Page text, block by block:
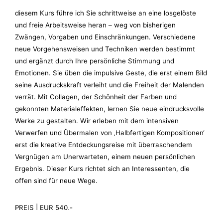
diesem Kurs führe ich Sie schrittweise an eine losgelöste
und freie Arbeitsweise heran – weg von bisherigen
Zwängen, Vorgaben und Einschränkungen. Verschiedene
neue Vorgehensweisen und Techniken werden bestimmt
und ergänzt durch Ihre persönliche Stimmung und
Emotionen. Sie üben die impulsive Geste, die erst einem Bild
seine Ausdruckskraft verleiht und die Freiheit der Malenden
verrät. Mit Collagen, der Schönheit der Farben und
gekonnten Materialeffekten, lernen Sie neue eindrucksvolle
Werke zu gestalten. Wir erleben mit dem intensiven
Verwerfen und Übermalen von ‚Halbfertigen Kompositionen‘
erst die kreative Entdeckungsreise mit überraschendem
Vergnügen am Unerwarteten, einem neuen persönlichen
Ergebnis. Dieser Kurs richtet sich an Interessenten, die
offen sind für neue Wege.
PREIS | EUR 540,-